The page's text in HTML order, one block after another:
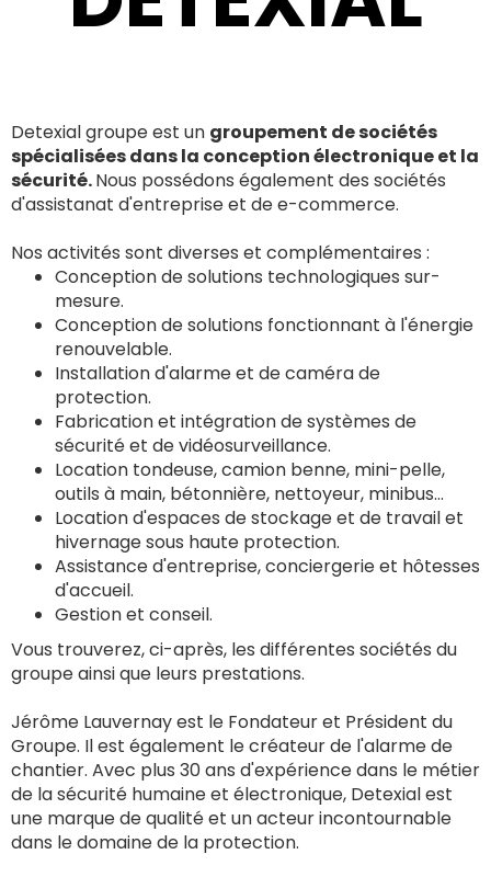
Detexial groupe est un groupement de sociétés
spécialisées dans la conception électronique et la
sécurité.Nous possédons également des sociétés
d'assistanat d'entreprise et de e-commerce.
Nos activités sont diverses et complémentaires :
Conception de solutions technologiques sur-
mesure.
Conception de solutions fonctionnant à l'énergie
renouvelable.
Installation d'alarme et de caméra de
protection.
Fabrication et intégration de systèmes de
sécurité et de vidéosurveillance.
Location tondeuse, camion benne, mini-pelle,
outils à main, bétonnière, nettoyeur, minibus…
Location d'espaces de stockage et de travail et
hivernage sous haute protection.
Assistance d'entreprise, conciergerie et hôtesses
d'accueil.
Gestion et conseil.
Vous trouverez, ci-après, les différentes sociétés du
groupe ainsi que leurs prestations.
Jérôme Lauvernay est le Fondateur et Président du
Groupe. Il est également le créateur de l'alarme de
chantier. Avec plus 30 ans d'expérience dans le métier
de la sécurité humaine et électronique, Detexial est
une marque de qualité et un acteur incontournable
dans le domaine de la protection.